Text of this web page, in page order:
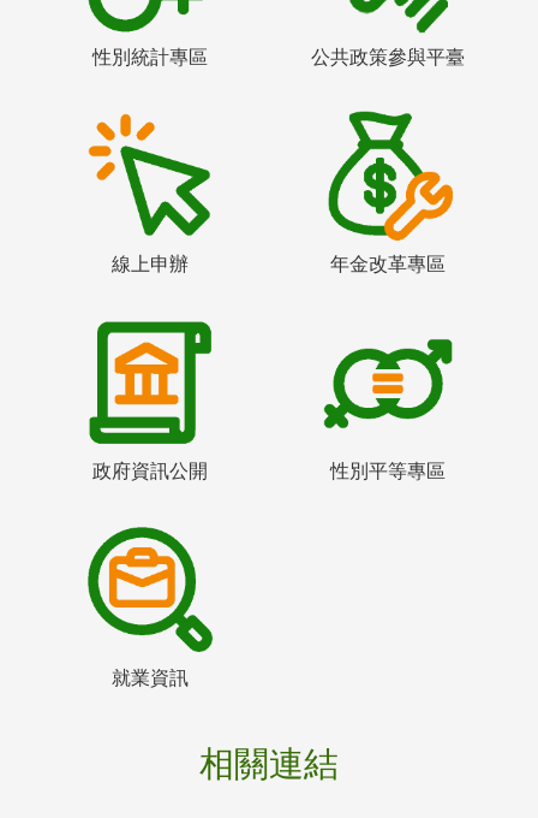
性別統計專區 公共政策參與平臺
線上申辦 年金改革專區
政府資訊公開 性別平等專區
就業資訊
相關連結